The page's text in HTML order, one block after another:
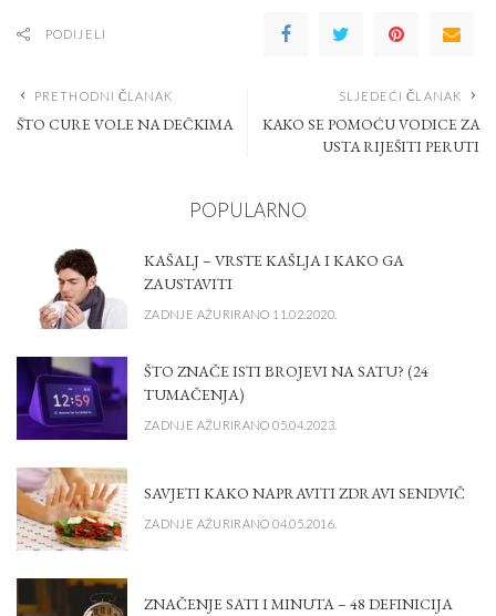
PODIJELI
PRETHODNI ČLANAK
ŠTO CURE VOLE NA DEČKIMA
SLJEDEĆI ČLANAK
KAKO SE POMOĆU VODICE ZA
USTA RIJEŠITI PERUTI
POPULARNO
KAŠALJ – VRSTE KAŠLJA I KAKO GA
ZAUSTAVITI
ZADNJE AŽURIRANO 11.02.2020.
ŠTO ZNAČE ISTI BROJEVI NA SATU? (24
TUMAČENJA)
ZADNJE AŽURIRANO 05.04.2023.
SAVJETI KAKO NAPRAVITI ZDRAVI SENDVIČ
ZADNJE AŽURIRANO 04.05.2016.
ZNAČENJE SATI I MINUTA – 48 DEFINICIJA